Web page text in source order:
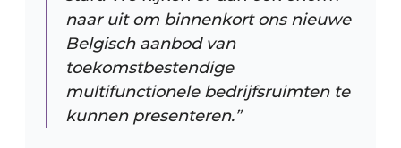
naar uit om binnenkort ons nieuwe
Belgisch aanbod van
toekomstbestendige
multifunctionele bedrijfsruimten te
kunnen presenteren.”